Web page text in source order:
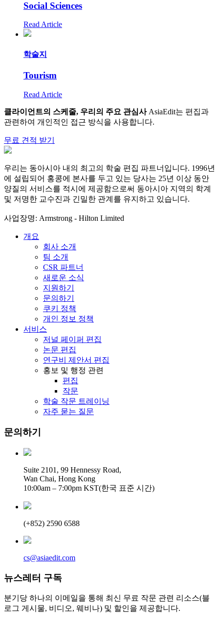
Social Sciences
Read Article
학술지
Tourism
Read Article
클라이언트의 스케줄, 우리의 주요 관심사AsiaEdit는 편집과
관련하여 개인적인 접근 방식을 사용합니다.
무료 견적 받기
우리는 동아시아 내의 최고의 학술 편집 파트너입니다. 1996년
에 설립되어 홍콩에 본사를 두고 있는 당사는 25년 이상 동안
양질의 서비스를 적시에 제공함으로써 동아시아 지역의 학계
및 저명한 교수진과 긴밀한 관계를 유지하고 있습니다.
사업장명: Armstrong - Hilton Limited
개요
회사 소개
팀 소개
CSR 파트너
새로운 소식
지원하기
문의하기
쿠키 정책
개인 정보 정책
서비스
저널 페이퍼 편집
논문 편집
연구비 제안서 편집
홍보 및 행정 관련
편집
작문
학술 작문 트레이닝
자주 묻는 질문
문의하기
Suite 2101, 99 Hennessy Road,
Wan Chai, Hong Kong
10:00am – 7:00pm KST(한국 표준 시간)
(+852) 2590 6588
cs@asiaedit.com
뉴스레터 구독
분기당 하나의 이메일을 통해 최신 무료 작문 관련 리소스(블
로그 게시물, 비디오, 웨비나) 및 할인을 제공합니다.